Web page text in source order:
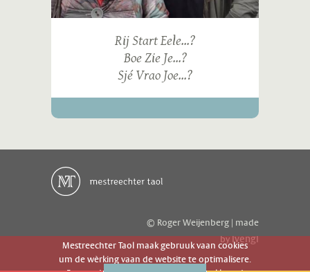
Rij Start Eele...?
Boe Zie Je...?
Sjé Vrao Joe...?
© Roger Weijenberg | made
byivengi
Mestreechter Taol maak gebruuk vaan cookies
um de wèrking vaan de website te optimalisere.